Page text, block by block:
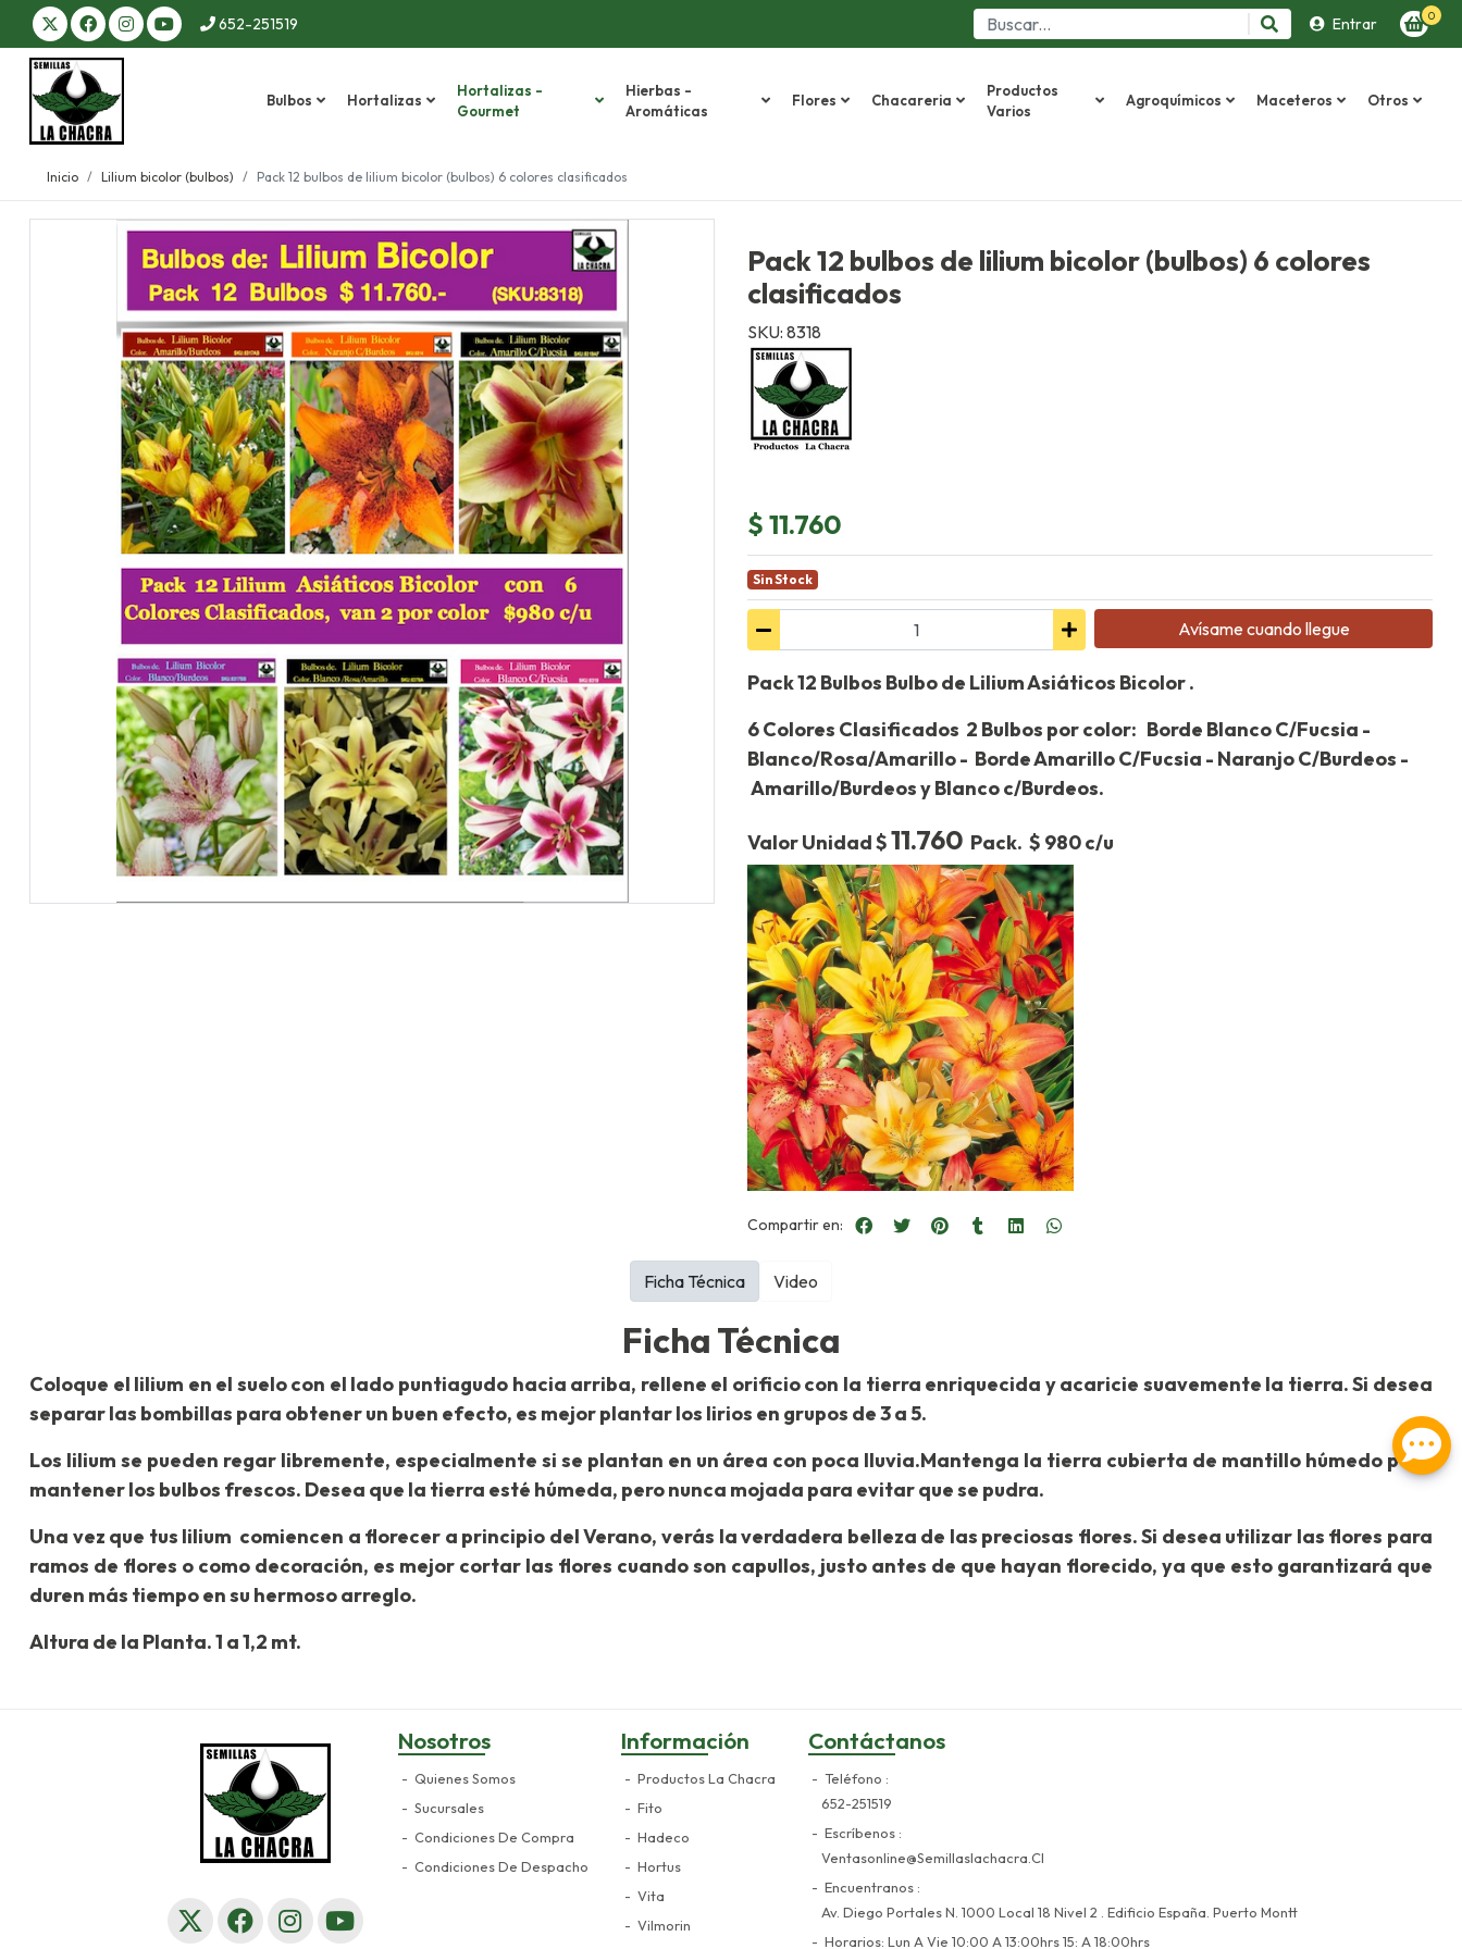
652-251519 Entrar 0
Bulbos Hortalizas
Hortalizas -
Gourmet
Hierbas -
Aromáticas
Flores Chacareria
Productos
Varios
Agroquímicos Maceteros Otros
Inicio Lilium bicolor (bulbos) Pack 12 bulbos de lilium bicolor (bulbos) 6 colores clasificados
Pack 12 bulbos de lilium bicolor (bulbos) 6 colores
clasificados
SKU: 8318
$ 11.760
Sin Stock
Avísame cuando llegue
Pack 12 Bulbos Bulbo de Lilium Asiáticos Bicolor .
6 Colores Clasificados 2 Bulbos por color: Borde Blanco C/Fucsia -
Blanco/Rosa/Amarillo - Borde Amarillo C/Fucsia - Naranjo C/Burdeos -
Amarillo/Burdeos y Blanco c/Burdeos.
Valor Unidad $11.760 Pack. $ 980 c/u
Compartir en:
Ficha Técnica
Coloque el lilium en el suelo con el lado puntiagudo hacia arriba, rellene el orificio con la tierra enriquecida y acaricie suavemente la tierra. Si desea
separar las bombillas para obtener un buen efecto, es mejor plantar los lirios en grupos de 3 a 5.
Los lilium se pueden regar libremente, especialmente si se plantan en un área con poca lluvia.Mantenga la tierra cubierta de mantillo húmedo para
mantener los bulbos frescos. Desea que la tierra esté húmeda, pero nunca mojada para evitar que se pudra.
Una vez que tus lilium comiencen a florecer a principio del Verano, verás la verdadera belleza de las preciosas flores. Si desea utilizar las flores para
ramos de flores o como decoración, es mejor cortar las flores cuando son capullos, justo antes de que hayan florecido, ya que esto garantizará que
duren más tiempo en su hermoso arreglo.
Altura de la Planta. 1 a 1,2 mt.
Ficha Técnica Video
Nosotros
Quienes Somos
Sucursales
Condiciones De Compra
Condiciones De Despacho
Información
Productos La Chacra
Fito
Hadeco
Hortus
Vita
Vilmorin
Contáctanos
Teléfono
652-251519
Escríbenos
Ventasonline@semillaslachacra.cl
Encuentranos
Av. Diego Portales N. 1000 Local 18 Nivel 2 . Edificio España. Puerto Montt
Horarios: Lun A Vie 10:00 A 13:00hrs 15: A 18:00hrs